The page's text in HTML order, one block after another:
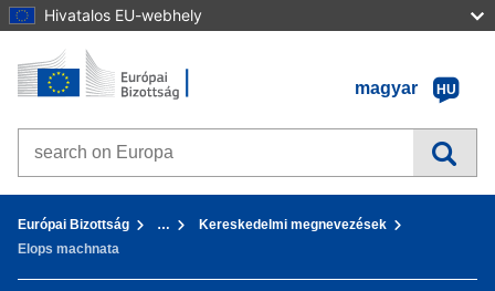
Hivatalos EU-webhely
Tovább a tartalomhoz
Kezdőlap - Európai Bizottság
magyar
HU
Search on Europa websites
Európai Bizottság …
Kereskedelmi megnevezések
Elops machnata